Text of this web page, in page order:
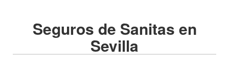
Seguros de Sanitas en
Sevilla